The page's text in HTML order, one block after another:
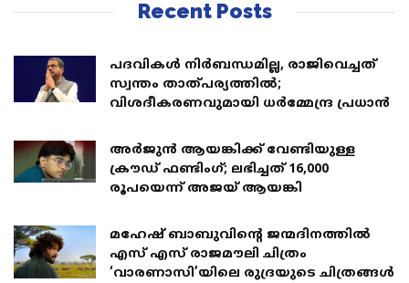
Recent Posts
പദവികൾ നിർബന്ധമില്ല, രാജിവെച്ചത്
സ്വന്തം താത്പര്യത്തിൽ;
വിശദീകരണവുമായി ധര്‍മ്മേന്ദ്ര പ്രധാൻ
അര്‍ജുന്‍ ആയങ്കിക്ക് വേണ്ടിയുള്ള
ക്രൗഡ് ഫണ്ടിംഗ്; ലഭിച്ചത് 16,000
രൂപയെന്ന് അജയ് ആയങ്കി
മഹേഷ് ബാബുവിന്റെ ജന്മദിനത്തിൽ
എസ് എസ് രാജമൗലി ചിത്രം
‘വാരണാസി’യിലെ രുദ്രയുടെ ചിത്രങ്ങൾ